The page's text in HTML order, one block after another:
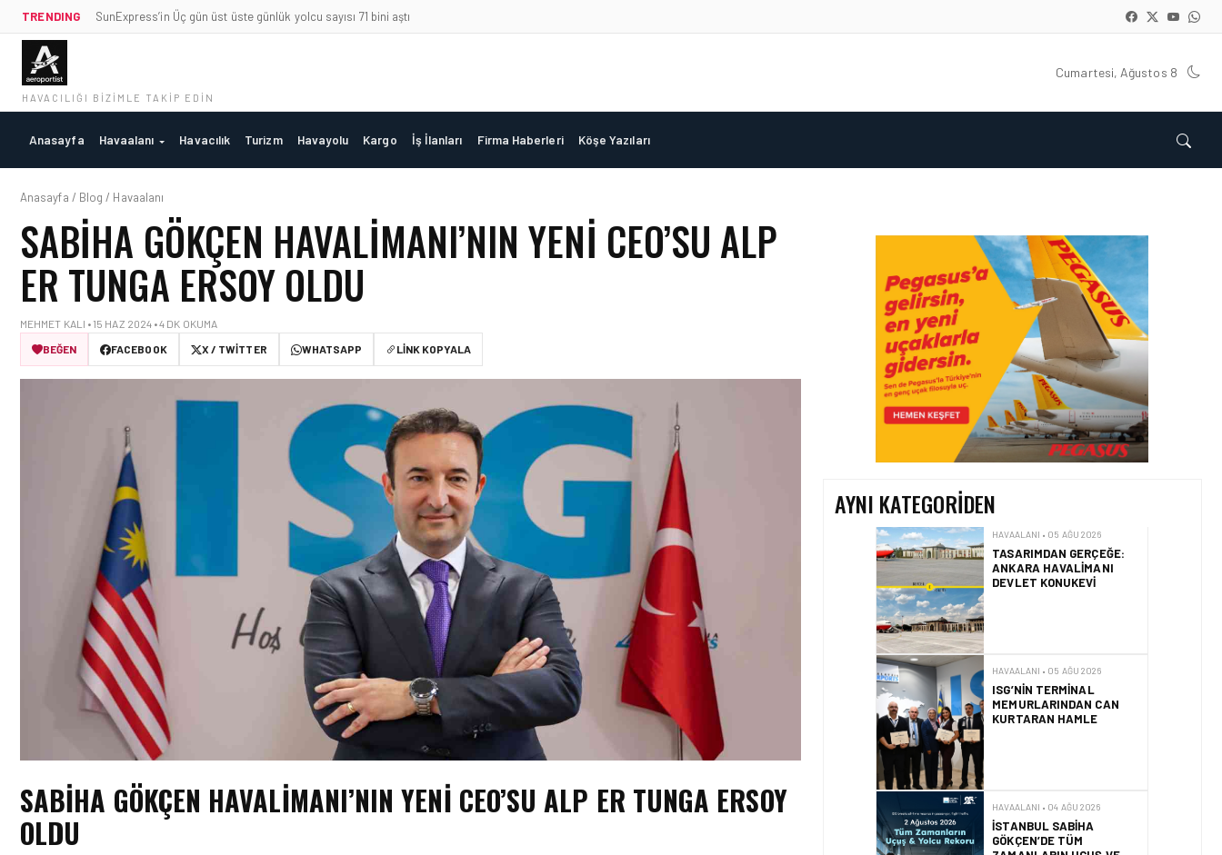
TRENDING SunExpress’in Üç gün üst üste günlük yolcu sayısı 71 bini aştı
HAVACILIĞI BIZIMLE TAKIP EDIN
Cumartesi, Ağustos 8
Anasayfa Havaalanı Havacılık Turizm Havayolu Kargo İş İlanları Firma Haberleri Köşe Yazıları
Anasayfa / Blog / Havaalanı
SABIHA GÖKÇEN HAVALIMANI’NIN YENI CEO’SU ALP
ER TUNGA ERSOY OLDU
MEHMET KALI • 15 HAZ 2024 • 4 DK OKUMA
BEĞEN
FACEBOOK X / TWITTER WHATSAPP LINK KOPYALA
SABIHA GÖKÇEN HAVALIMANI’NIN YENI CEO’SU ALP ER TUNGA ERSOY
OLDU
AYNI KATEGORIDEN
HAVAALANI • 05 AĞU 2026
İSTANBUL VALI
YARDIMCISI BEKIR
DINKIRCI’DEN KONTROL
KULESI’NE ZIYARET
HAVAALANI • 05 AĞU 2026
TASARIMDAN GERÇEĞE:
ANKARA HAVALIMANI
DEVLET KONUKEVI
MEMURLARINDAN CAN
KURTARAN HAMLE
İSTANBUL SABIHA
GÖKÇEN’DE TÜM
ZAMANLARIN UÇUŞ VE
YOLCU REKORU KIRILDI
İZMIR ILE ALMATI
ARASINDA DIREKT
UÇUŞLAR BAŞLADI